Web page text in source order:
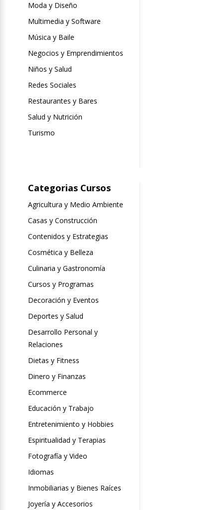
Moda y Diseño
Multimedia y Software
Música y Baile
Negocios y Emprendimientos
Niños y Salud
Redes Sociales
Restaurantes y Bares
Salud y Nutrición
Turismo
Categorias Cursos
Agricultura y Medio Ambiente
Casas y Construcción
Contenidos y Estrategias
Cosmética y Belleza
Culinaria y Gastronomía
Cursos y Programas
Decoración y Eventos
Deportes y Salud
Desarrollo Personal y
Relaciones
Dietas y Fitness
Dinero y Finanzas
Ecommerce
Educación y Trabajo
Entretenimiento y Hobbies
Espiritualidad y Terapias
Fotografía y Video
Idiomas
Inmobiliarias y Bienes Raíces
Joyería y Accesorios